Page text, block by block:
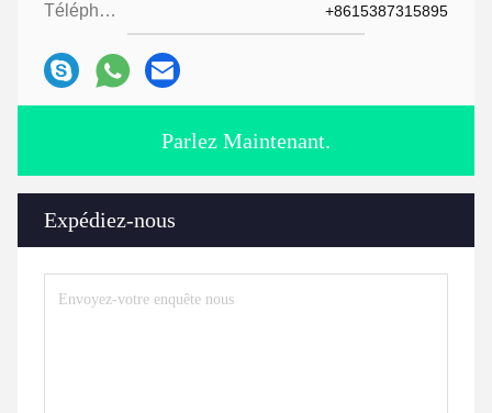
Téléphone: +8615387315895
Parlez Maintenant.
Expédiez-nous